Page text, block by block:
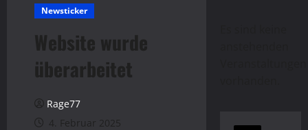
Newsticker
Website wurde
überarbeitet
Rage77
4. Februar 2025